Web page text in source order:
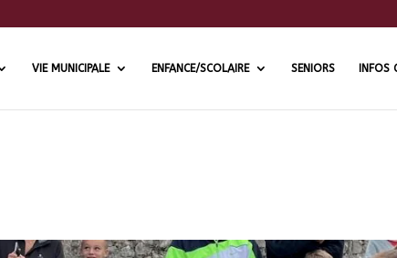
VIE MUNICIPALE ENFANCE/SCOLAIRE SENIORS INFOS